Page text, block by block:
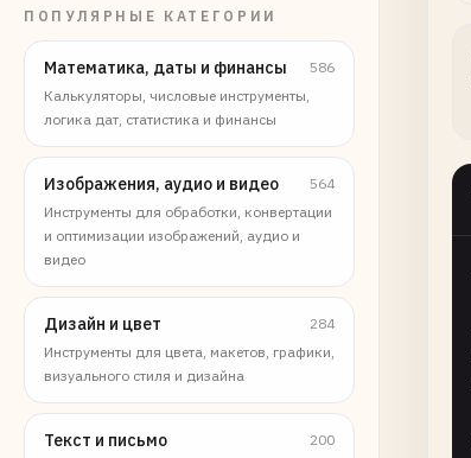
ПОПУЛЯРНЫЕ КАТЕГОРИИ
Математика, даты и финансы
586
Калькуляторы, числовые инструменты,
логика дат, статистика и финансы
Изображения, аудио и видео
564
Инструменты для обработки, конвертации
и оптимизации изображений, аудио и
видео
Дизайн и цвет
284
Инструменты для цвета, макетов, графики,
визуального стиля и дизайна
Текст и письмо
200